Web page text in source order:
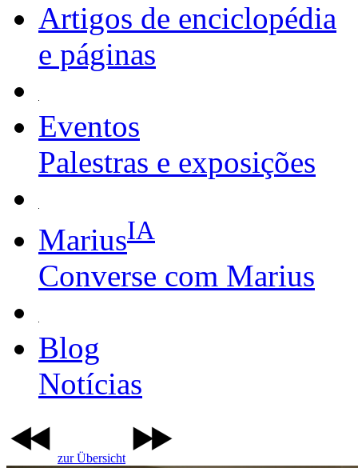
Artigos de enciclopédia
e páginas
Eventos
Palestras e exposições
MariusIA
Converse com Marius
Blog
Notícias
zur Übersicht